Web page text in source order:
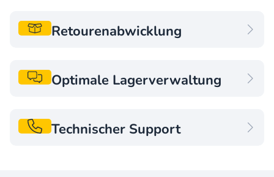
Retourenabwicklung
Retourenabwicklung
Optimale Lagerverwaltung
Optimale Lagerverwaltung
Technischer Support
Technischer Support